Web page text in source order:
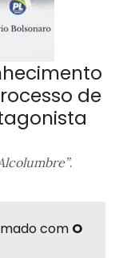
de
.
com O